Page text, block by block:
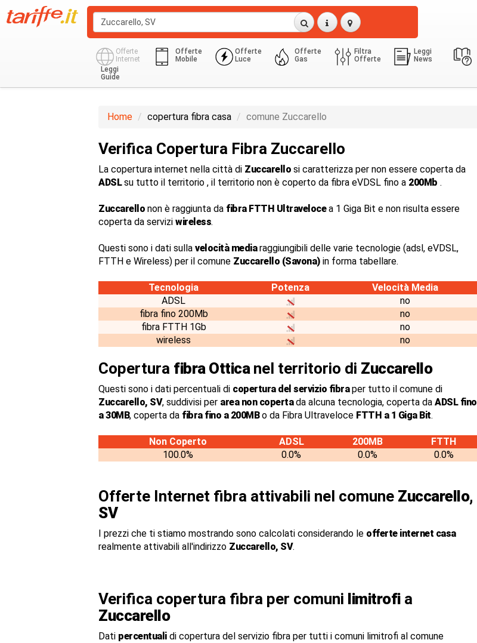
Offerte
Internet
Offerte
Mobile
Offerte
Luce
Offerte
Gas
Filtra
Offerte
Leggi
News
Leggi
Guide
Home copertura fibra casa comune Zuccarello
Verifica Copertura Fibra Zuccarello
La copertura internet nella città di Zuccarello si caratterizza per non essere coperta da
ADSLsu tutto il territorio , il territorio non è coperto da fibra eVDSL fino a 200Mb .
Zuccarello non è raggiunta da fibra FTTH Ultravelocea 1 Giga Bit e non risulta essere
coperta da servizi wireless.
Questi sono i dati sulla velocità mediaraggiungibili delle varie tecnologie (adsl, eVDSL,
FTTH e Wireless) per il comune Zuccarello (Savona)in forma tabellare.
Tecnologia Potenza
Velocità Media
ADSL
no
fibra fino 200Mb
no
fibra FTTH 1Gb
no
wireless
no
Copertura fibra Otticanel territorio di Zuccarello
Questi sono i dati percentuali di copertura del servizio fibraper tutto il comune di
Zuccarello, SV, suddivisi per area non copertada alcuna tecnologia, coperta da ADSL fino
a 30MB, coperta da fibra fino a 200MBo da Fibra Ultraveloce FTTH a 1 Giga Bit.
Non Coperto ADSL 200MB
FTTH
100.0%
0.0% 0.0% 0.0%
Offerte Internet fibra attivabili nel comune Zuccarello,
SV
I prezzi che ti stiamo mostrando sono calcolati considerando le offerte internet casa
realmente attivabili all'indirizzo Zuccarello, SV.
Verifica copertura fibra per comuni limitrofia
Zuccarello
Dati percentualidi copertura del servizio fibra per tutti i comuni limitrofi al comune